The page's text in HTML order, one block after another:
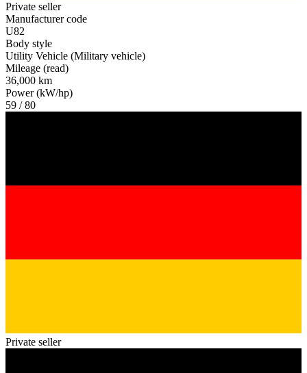
Private seller
Manufacturer code
U82
Body style
Utility Vehicle (Military vehicle)
Mileage (read)
36,000 km
Power (kW/hp)
59 / 80
Private seller